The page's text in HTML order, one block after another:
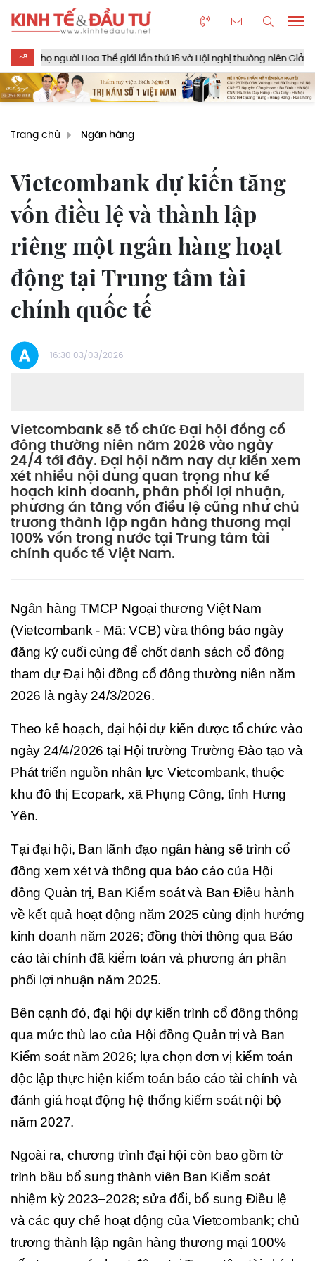
Hoa Thế giới lần thứ 16 và Hội nghị thường niên Giải thưởng
Trang chủ Ngân hàng
Vietcombank dự kiến tăng
vốn điều lệ và thành lập
riêng một ngân hàng hoạt
động tại Trung tâm tài
chính quốc tế
16:30 03/03/2026
Vietcombank sẽ tổ chức Đại hội đồng cổ
đông thường niên năm 2026 vào ngày
24/4 tới đây. Đại hội năm nay dự kiến xem
xét nhiều nội dung quan trọng như kế
hoạch kinh doanh, phân phối lợi nhuận,
phương án tăng vốn điều lệ cũng như chủ
trương thành lập ngân hàng thương mại
100% vốn trong nước tại Trung tâm tài
chính quốc tế Việt Nam.
Ngân hàng TMCP Ngoại thương Việt Nam
(Vietcombank - Mã: VCB) vừa thông báo ngày
đăng ký cuối cùng để chốt danh sách cổ đông
tham dự Đại hội đồng cổ đông thường niên năm
2026 là ngày 24/3/2026.
Theo kế hoạch, đại hội dự kiến được tổ chức vào
ngày 24/4/2026 tại Hội trường Trường Đào tạo và
Phát triển nguồn nhân lực Vietcombank, thuộc
khu đô thị Ecopark, xã Phụng Công, tỉnh Hưng
Yên.
Tại đại hội, Ban lãnh đạo ngân hàng sẽ trình cổ
đông xem xét và thông qua báo cáo của Hội
đồng Quản trị, Ban Kiểm soát và Ban Điều hành
về kết quả hoạt động năm 2025 cùng định hướng
kinh doanh năm 2026; đồng thời thông qua Báo
cáo tài chính đã kiểm toán và phương án phân
phối lợi nhuận năm 2025.
Bên cạnh đó, đại hội dự kiến trình cổ đông thông
qua mức thù lao của Hội đồng Quản trị và Ban
Kiểm soát năm 2026; lựa chọn đơn vị kiểm toán
độc lập thực hiện kiểm toán báo cáo tài chính và
đánh giá hoạt động hệ thống kiểm soát nội bộ
năm 2027.
Ngoài ra, chương trình đại hội còn bao gồm tờ
trình bầu bổ sung thành viên Ban Kiểm soát
nhiệm kỳ 2023–2028; sửa đổi, bổ sung Điều lệ
và các quy chế hoạt động của Vietcombank; chủ
trương thành lập ngân hàng thương mại 100%